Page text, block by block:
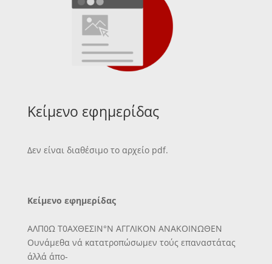
Κείμενο εφημερίδας
Δεν είναι διαθέσιμο το αρχείο pdf.
Κείμενο εφημερίδας
ΑΛΠ0Ω Τ0ΑΧΘΕΣΙΝ°Ν ΑΓΓΛΙΚΟΝ ΑΝΑΚΟΙΝΩΘΕΝ
Ουνάμεθα νά κατατροπώσωμεν τούς επαναστάτας
άλλά άπο-